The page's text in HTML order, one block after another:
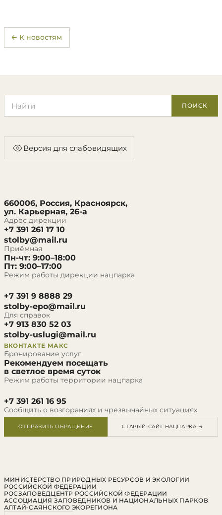
← К новостям
ПОИСК
Версия для слабовидящих
660006, Россия, Красноярск,
ул. Карьерная, 26-а
Адрес дирекции
+7 391 261 17 10
stolby@mail.ru
Приёмная
Пн-чт: 9:00–18:00
Пт: 9:00–17:00
Режим работы дирекции нацпарка
+7 391 9 8888 29
stolby-epo@mail.ru
Для справок
+7 913 830 52 03
stolby-uslugi@mail.ru
ВКОНТАКТЕ МАКС
Бронирование услуг
Рекомендуем посещать
в светлое время суток
Режим работы территории нацпарка
+7 391 261 16 95
Сообщить о возгораниях и чрезвычайных ситуациях
ОТПРАВИТЬ ОБРАЩЕНИЕ СТАРЫЙ САЙТ НАЦПАРКА →
МИНИСТЕРСТВО ПРИРОДНЫХ РЕСУРСОВ И ЭКОЛОГИИ
РОССИЙСКОЙ ФЕДЕРАЦИИ
РОСЗАПОВЕДЦЕНТР РОССИЙСКОЙ ФЕДЕРАЦИИ
АССОЦИАЦИЯ ЗАПОВЕДНИКОВ И НАЦИОНАЛЬНЫХ ПАРКОВ
АЛТАЙ-САЯНСКОГО ЭКОРЕГИОНА